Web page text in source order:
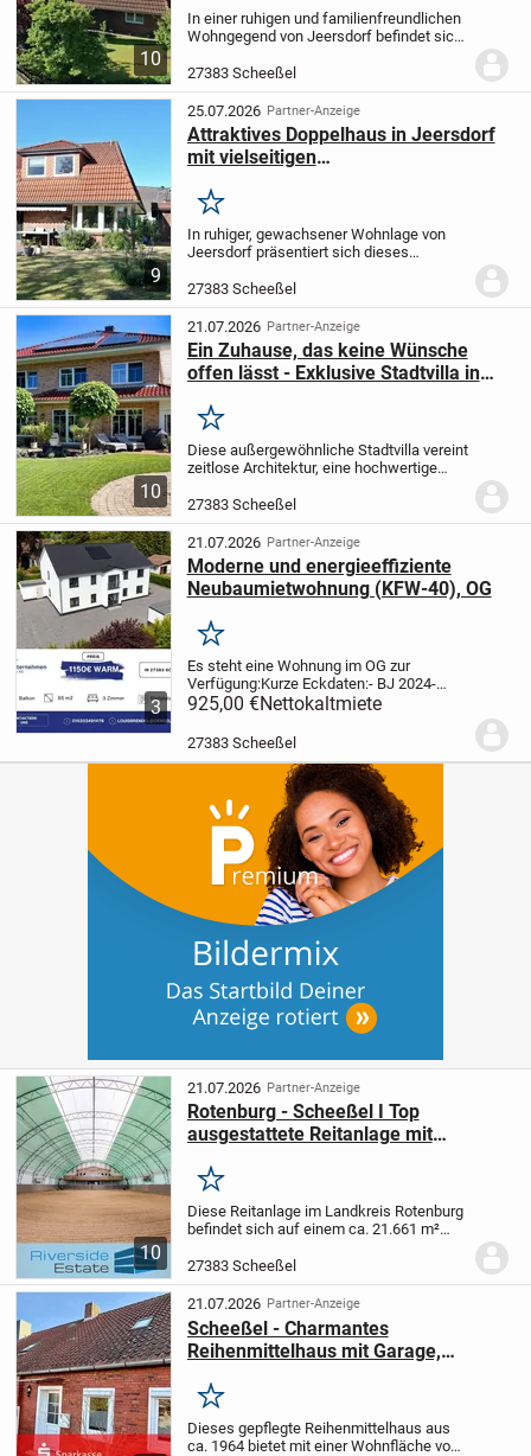
10
In einer ruhigen und familienfreundlichen
Wohngegend von Jeersdorf befindet sich
dem Jahr 1996. Mit einer Wohnfläche von
rund 137 m² und einem durchdachten...
27383 Scheeßel
9
25.07.2026 Partner-Anzeige
Attraktives Doppelhaus in Jeersdorf
mit vielseitigen
Merken
In ruhiger, gewachsener Wohnlage von
Jeersdorf präsentiert sich dieses
aus dem Jahr 1996. Es befindet sich auf
einem insgesamt ca. 900?m² großen
Grundstück.Das...
27383 Scheeßel
10
21.07.2026 Partner-Anzeige
Ein Zuhause, das keine Wünsche
offen lässt - Exklusive Stadtvilla in
Merken
Diese außergewöhnliche Stadtvilla vereint
zeitlose Architektur, eine hochwertige
Raumkonzept zu einem Zuhause, das
höchsten Ansprüchen gerecht wird. In
guter Wohnlage...
27383 Scheeßel
3
21.07.2026 Partner-Anzeige
Moderne und energieeffiziente
Neubaumietwohnung (KFW-40), OG
Merken
Es steht eine Wohnung im OG zur
Verfügung:Kurze Eckdaten:- BJ 2024-
KfW 40 Niveau- Energieeffizienzklasse
Luft-Wasser-Wärmepumpe, PV-Anlage
925,00 €Nettokaltmiete
27383 Scheeßel
10
21.07.2026 Partner-Anzeige
Rotenburg - Scheeßel I Top
ausgestattete Reitanlage mit
Mensch
Merken
Diese Reitanlage im Landkreis Rotenburg
befindet sich auf einem ca. 21.661 m²
Voraussetzungen für private oder
gewerbliche Pferdehaltung.Das
Wohnhaus mit ca. 183...
27383 Scheeßel
21.07.2026 Partner-Anzeige
Scheeßel - Charmantes
Reihenmittelhaus mit Garage,
Merken
Dieses gepflegte Reihenmittelhaus aus
ca. 1964 bietet mit einer Wohnfläche von